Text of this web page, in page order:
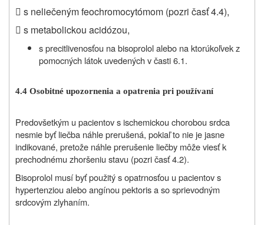
 s neliečeným feochromocytómom (pozri časť 4.4),
 s metabolickou acidózou,
s precitlivenosťou na bisoprolol alebo na ktorúkoľvek z
pomocných látok uvedených v časti 6.1.
4.4 Osobitné upozornenia a opatrenia pri používaní
Predovšetkým u pacientov s ischemickou chorobou srdca
nesmie byť liečba náhle prerušená, pokiaľ to nie je jasne
indikované, pretože náhle prerušenie liečby môže viesť k
prechodnému zhoršeniu stavu (pozri časť 4.2).
Bisoprolol musí byť použitý s opatrnosťou u pacientov s
hypertenziou alebo angínou pektoris a so sprievodným
srdcovým zlyhaním.